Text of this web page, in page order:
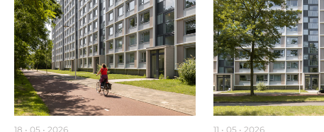
18 • 05 • 2026 11 • 05 • 2026